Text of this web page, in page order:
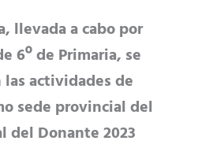
llevada a cabo por
6º de Primaria, se
las actividades de
sede provincial del
del Donante 2023